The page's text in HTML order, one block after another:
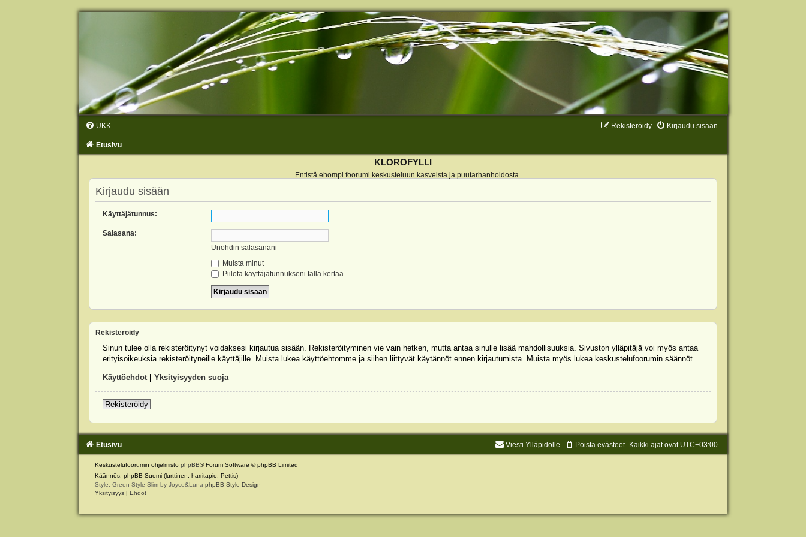
UKK Kirjaudu sisään
Rekisteröidy
Etusivu
KLOROFYLLI
Entistä ehompi foorumi keskusteluun kasveista ja puutarhanhoidosta
Kirjaudu sisään
Käyttäjätunnus:
Salasana:
Unohdin salasanani
Muista minut
Piilota käyttäjätunnukseni tällä kertaa
Rekisteröidy
Sinun tulee olla rekisteröitynyt voidaksesi kirjautua sisään. Rekisteröityminen vie vain hetken, mutta antaa sinulle lisää mahdollisuuksia. Sivuston ylläpitäjä voi myös antaa
erityisoikeuksia rekisteröityneille käyttäjille. Muista lukea käyttöehtomme ja siihen liittyvät käytännöt ennen kirjautumista. Muista myös lukea keskustelufoorumin säännöt.
Käyttöehdot| Yksityisyyden suoja
Rekisteröidy
Etusivu Kaikki ajat ovat UTC+03:00
Poista evästeet
Viesti Ylläpidolle
Keskustelufoorumin ohjelmisto phpBB® Forum Software © phpBB Limited
Käännös: phpBB Suomi (lurttinen, harritapio, Pettis)
Style: Green-Style-Slim by Joyce&Luna phpBB-Style-Design
Yksityisyys | Ehdot